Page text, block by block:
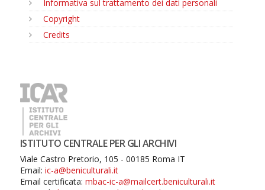
Informativa sul trattamento dei dati personali
Copyright
Credits
ISTITUTO CENTRALE PER GLI ARCHIVI
Viale Castro Pretorio, 105 - 00185 Roma IT
Email: ic-a@beniculturali.it
Email certificata: mbac-ic-a@mailcert.beniculturali.it